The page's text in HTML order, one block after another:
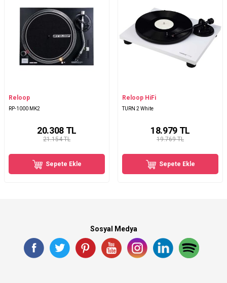
Reloop
RP-1000 MK2
21.154 TL
20.308TL
Sepete Ekle
Reloop HiFi
TURN 2 White
19.769 TL
18.979TL
Sepete Ekle
Sosyal Medya